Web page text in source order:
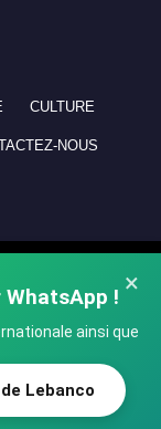
×
WhatsApp !
ainsi que
Lebanco
CULTURE
NOUS